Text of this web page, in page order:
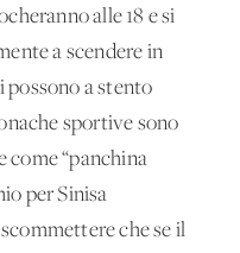
alle 18 e si
a scendere in
possono a stento
sportive sono
come “panchina
per Sinisa
che se il